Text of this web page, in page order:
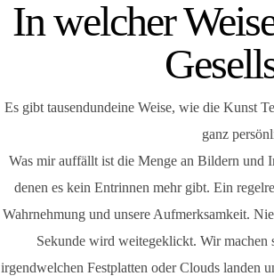
In welcher
Es gibt tausendundeine Weise, wie die Kunst
ganz
Was mir auffällt ist die Menge an Bildern und
denen es kein Entrinnen mehr gibt. Ein
Wahrnehmung und unsere Aufmerksamkeit.
Sekunde wird weitegeklickt. Wir machen
irgendwelchen Festplatten oder Clouds landen